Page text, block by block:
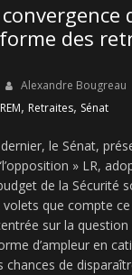
des
Alexandre Bougreau
, Retraites, Sénat
le Sénat,
» LR,
de la Sécurité
que compte
sur la
d’ampleur en
chances de